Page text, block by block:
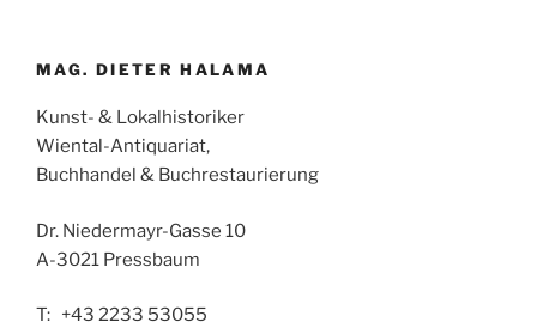
MAG. DIETER HALAMA
Kunst- & Lokalhistoriker
Wiental-Antiquariat,
Buchhandel & Buchrestaurierung
Dr. Niedermayr-Gasse 10
A-3021 Pressbaum
T: +43 2233 53055